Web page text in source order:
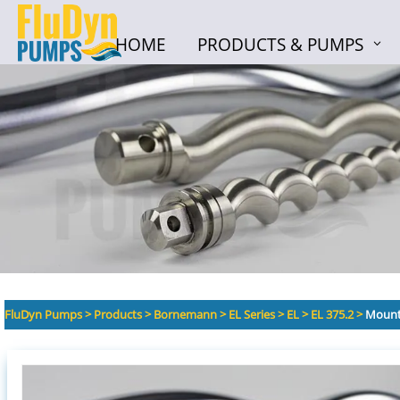
HOME PRODUCTS & PUMPS
HOME PRODUCTS & PUMPS
FluDyn Pumps>Products>Bornemann>EL Series>EL>EL 375.2>